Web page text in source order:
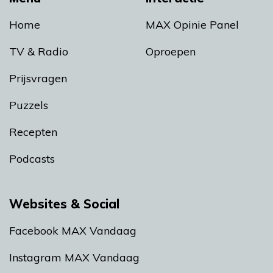
Home
TV & Radio
Prijsvragen
Puzzels
Recepten
Podcasts
MAX Opinie Panel
Oproepen
Websites & Social
Facebook MAX Vandaag
Instagram MAX Vandaag